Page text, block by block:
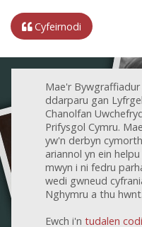
Cyfeirnodi
Mae'r Bywgraffiadur
ddarparu gan
Chanolfan
Prifysgol Cymru.
yw'n derbyn
ariannol yn ein
mwyn i ni fedru
wedi gwneud
Nghymru a thu hwnt.
Ewch i'n tudalen